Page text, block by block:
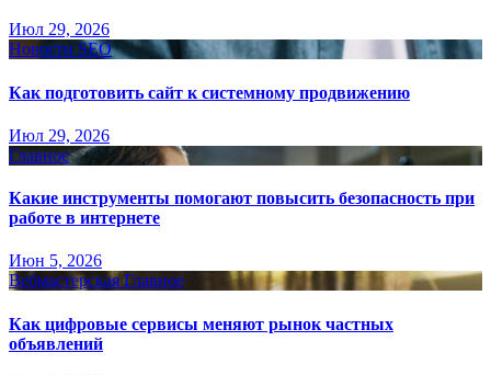
Июл 29, 2026
Новости SEO
Как подготовить сайт к системному продвижению
Июл 29, 2026
Главное
Какие инструменты помогают повысить безопасность при
работе в интернете
Июн 5, 2026
Вебмастерская Главное
Как цифровые сервисы меняют рынок частных
объявлений